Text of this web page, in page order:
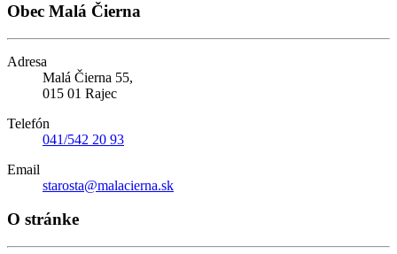
Obec Malá Čierna
Adresa
Malá Čierna 55,
015 01 Rajec
Telefón
041/542 20 93
Email
starosta@malacierna.sk
O stránke